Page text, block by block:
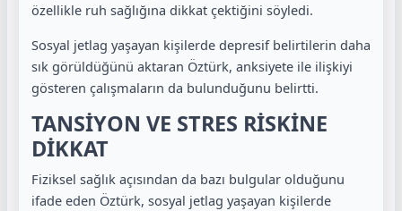
özellikle ruh sağlığına dikkat çektiğini söyledi.
Sosyal jetlag yaşayan kişilerde depresif belirtilerin daha
sık görüldüğünü aktaran Öztürk, anksiyete ile ilişkiyi
gösteren çalışmaların da bulunduğunu belirtti.
TANSİYON VE STRES RİSKİNE
DİKKAT
Fiziksel sağlık açısından da bazı bulgular olduğunu
ifade eden Öztürk, sosyal jetlag yaşayan kişilerde